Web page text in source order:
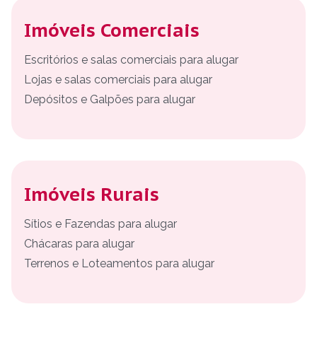
Imóveis Comerciais
Escritórios e salas comerciais para alugar
Lojas e salas comerciais para alugar
Depósitos e Galpões para alugar
Imóveis Rurais
Sítios e Fazendas para alugar
Chácaras para alugar
Terrenos e Loteamentos para alugar